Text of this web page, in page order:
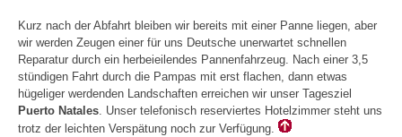
Kurz nach der Abfahrt bleiben wir bereits mit einer Panne liegen, aber
wir werden Zeugen einer für uns Deutsche unerwartet schnellen
Reparatur durch ein herbeieilendes Pannenfahrzeug. Nach einer 3,5
stündigen Fahrt durch die Pampas mit erst flachen, dann etwas
hügeliger werdenden Landschaften erreichen wir unser Tagesziel
Puerto Natales. Unser telefonisch reserviertes Hotelzimmer steht uns
trotz der leichten Verspätung noch zur Verfügung.